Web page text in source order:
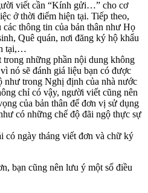
viết cần “Kính gửi…” cho cơ
ở thời điểm hiện tại. Tiếp theo,
thông tin của bản thân như Họ
Quê quán, nơi đăng ký hộ khẩu
tại,…
trong những phần nội dung không
nó sẽ đánh giá liệu bạn có được
như trong Nghị định của nhà nước
chỉ có vậy, người viết cũng nên
của bản thân để đơn vị sử dụng
có những chế độ đãi ngộ thực sự
có ngày tháng viết đơn và chữ ký
bạn cũng nên lưu ý một số điều